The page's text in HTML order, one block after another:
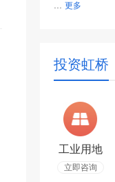
更多
投资虹桥
工业用地
立即咨询